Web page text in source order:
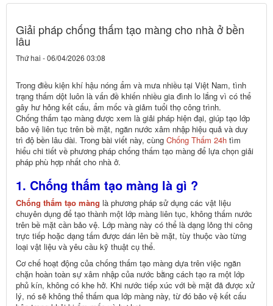
Giải pháp chống thấm tạo màng cho nhà ở bền
lâu
Thứ hai - 06/04/2026 03:08
Trong điều kiện khí hậu nóng ẩm và mưa nhiều tại Việt Nam, tình
trạng thấm dột luôn là vấn đề khiến nhiều gia đình lo lắng vì có thể
gây hư hỏng kết cấu, ẩm mốc và giảm tuổi thọ công trình.
Chống thấm tạo màng được xem là giải pháp hiện đại, giúp tạo lớp
bảo vệ liên tục trên bề mặt, ngăn nước xâm nhập hiệu quả và duy
trì độ bền lâu dài. Trong bài viết này, cùng Chống Thấm 24h tìm
hiểu chi tiết về phương pháp chống thấm tạo màng để lựa chọn giải
pháp phù hợp nhất cho nhà ở.
1. Chống thấm tạo màng là gì ?
Chống thấm tạo màng là phương pháp sử dụng các vật liệu
chuyên dụng để tạo thành một lớp màng liên tục, không thấm nước
trên bề mặt cần bảo vệ. Lớp màng này có thể là dạng lỏng thi công
trực tiếp hoặc dạng tấm được dán lên bề mặt, tùy thuộc vào từng
loại vật liệu và yêu cầu kỹ thuật cụ thể.
Cơ chế hoạt động của chống thấm tạo màng dựa trên việc ngăn
chặn hoàn toàn sự xâm nhập của nước bằng cách tạo ra một lớp
phủ kín, không có khe hở. Khi nước tiếp xúc với bề mặt đã được xử
lý, nó sẽ không thể thấm qua lớp màng này, từ đó bảo vệ kết cấu